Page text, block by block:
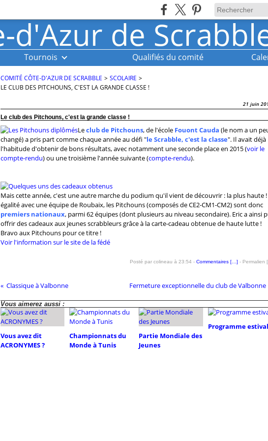
Tournois Qualifiés du comité
COMITÉ CÔTE-D'AZUR DE SCRABBLE > SCOLAIRE >
LE CLUB DES PITCHOUNS, C'EST LA GRANDE CLASSE !
21 juin
Le club des Pitchouns, c'est la grande classe !
Leclub de Pitchouns, de l'école Fouont Cauda (le nom a un
changé) a pris part comme chaque année au défi "le Scrabble, c'est la classe". Il avait déjà
l'habitude d'obtenir de bons résultats, avec notamment une seconde place en 2015 (voir le
compte-rendu) ou une troisième l'année suivante (compte-rendu).
Mais cette année, c'est une autre marche du podium qu'il vient de découvrir : la plus haute !
égalité avec une équipe de Roubaix, les Pitchouns (composés de CE2-CM1-CM2) sont donc
premiers nationaux, parmi 62 équipes (dont plusieurs au niveau secondaire). Eric a ainsi
offrir des cadeaux aux jeunes scrabbleurs grâce à la carte-cadeau obtenue de haute lutte !
Bravo aux Pitchouns pour ce titre !
Voir l'information sur le site de la fédé
Posté par colineau à 23:54 - Commentaires [… ] - Permalien [
Classique à Valbonne Fermeture exceptionnelle du club de Valbonne
Vous aimerez aussi :
Vous avez dit
ACRONYMES ?
Championnats du
Monde à Tunis
Partie Mondiale des
Jeunes
Programme estival